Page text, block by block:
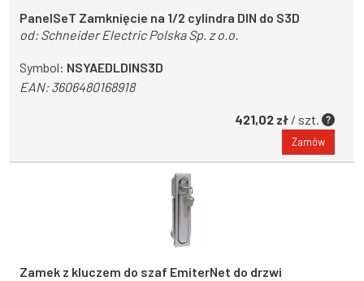
PanelSeT Zamknięcie na 1/2 cylindra DIN do S3D
od:Schneider Electric Polska Sp. z o.o.
Symbol: NSYAEDLDINS3D
EAN:3606480168918
421,02 zł / szt.
Zamów
Zamek z kluczem do szaf EmiterNet do drzwi